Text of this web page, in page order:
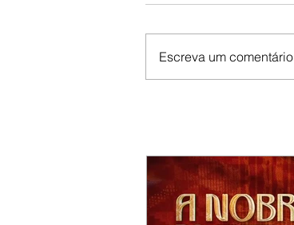
Escreva um comentário